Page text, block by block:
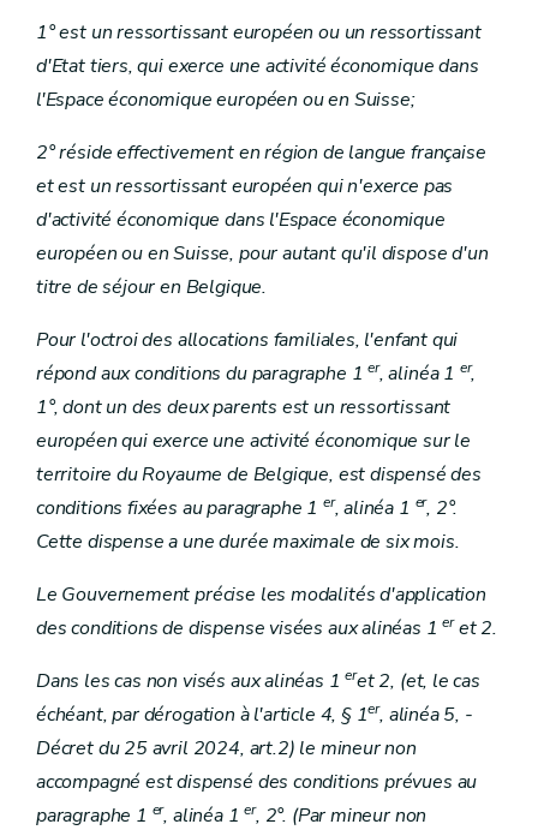
1° est un ressortissant européen ou un ressortissant
d'Etat tiers, qui exerce une activité économique dans
l'Espace économique européen ou en Suisse;
2° réside effectivement en région de langue française
et est un ressortissant européen qui n'exerce pas
d'activité économique dans l'Espace économique
européen ou en Suisse, pour autant qu'il dispose d'un
titre de séjour en Belgique.
Pour l'octroi des allocations familiales, l'enfant qui
répond aux conditions du paragraphe 1er, alinéa 1 er,
1°, dont un des deux parents est un ressortissant
européen qui exerce une activité économique sur le
territoire du Royaume de Belgique, est dispensé des
conditions fixées au paragraphe 1 er, alinéa 1 er, 2°.
Cette dispense a une durée maximale de six mois.
Le Gouvernement précise les modalités d'application
des conditions de dispense visées aux alinéas 1eret 2.
Dans les cas non visés aux alinéas 1eret 2, (et, le cas
échéant, par dérogation à l'article 4, § 1er, alinéa 5, -
Décret du 25 avril 2024, art.2) le mineur non
accompagné est dispensé des conditions prévues au
paragraphe 1 er, alinéa 1er, 2°. (Par mineur non